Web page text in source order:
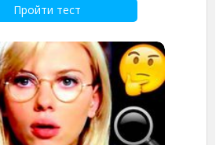
Пройти тест